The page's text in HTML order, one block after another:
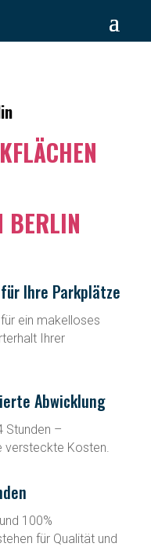
BERLIN
Ihre Parkplätze
ein makelloses
Ihrer
Abwicklung
Stunden –
versteckte Kosten.
100%
für Qualität und